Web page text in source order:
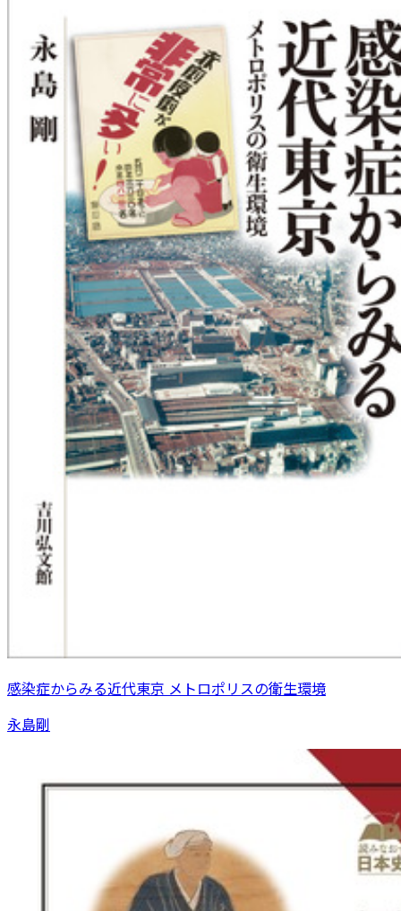
感染症からみる近代東京 メトロポリスの衛生環境
永島剛